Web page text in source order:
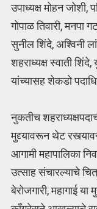
उपाध्यक्ष मोहन जोशी,
गोपाळ तिवारी,
सुनील शिंदे, अश्विनी
शहराध्यक्ष स्वाती
यांच्यासह शेकडो
नुकतीच
मुद्द्यावरून थेट
आगामी महापालिका
उत्साह संचारल्याचे
बेरोजगारी, महागाई